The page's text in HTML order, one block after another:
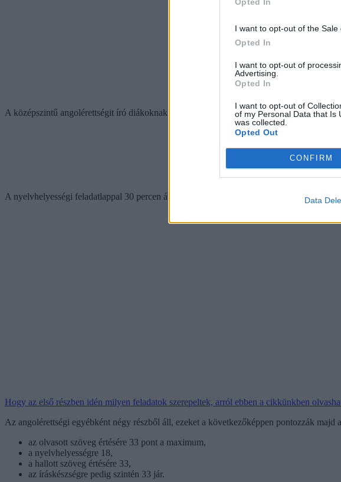
I want to opt-out of the Sale
Opted In
I want to opt-out of
Advertising.
Opted In
I want to opt-out of
of my Personal Data that Is
was collected.
Opted Out
CONFIRM
Data
A középszintű angolérettségit író diákoknak egyébként egy órájuk volt arra, hogy
A nyelvhelyességi feladatlappal 30 percen át foglalkozhatnak.
Hogy az első részben idén milyen feladatok szerepeltek, arról ebben a cikkünkben
Az angolérettségi egyébként négy részből áll, ezeket a következőképpen pontozzák majd
az olvasott szöveg értésére 33 pont a maximum,
a nyelvhelyességre 18,
a hallott szöveg értésére 33,
az íráskészségre pedig szintén 33 jár.